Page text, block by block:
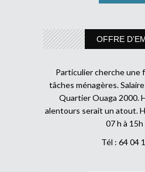
OFFRE
Particulier cherche une
tâches ménagères.
Quartier Ouaga 2000.
alentours serait un atout.
07 h à 15h
Tél : 64 04